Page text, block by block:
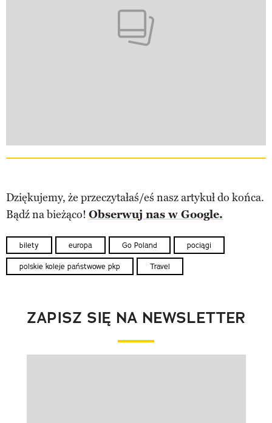
Dziękujemy, że przeczytałaś/eś nasz artykuł do końca.
Bądź na bieżąco! Obserwuj nas w Google.
bilety europa Go Poland pociągi
polskie koleje państwowe pkp Travel
ZAPISZ SIĘ NA NEWSLETTER